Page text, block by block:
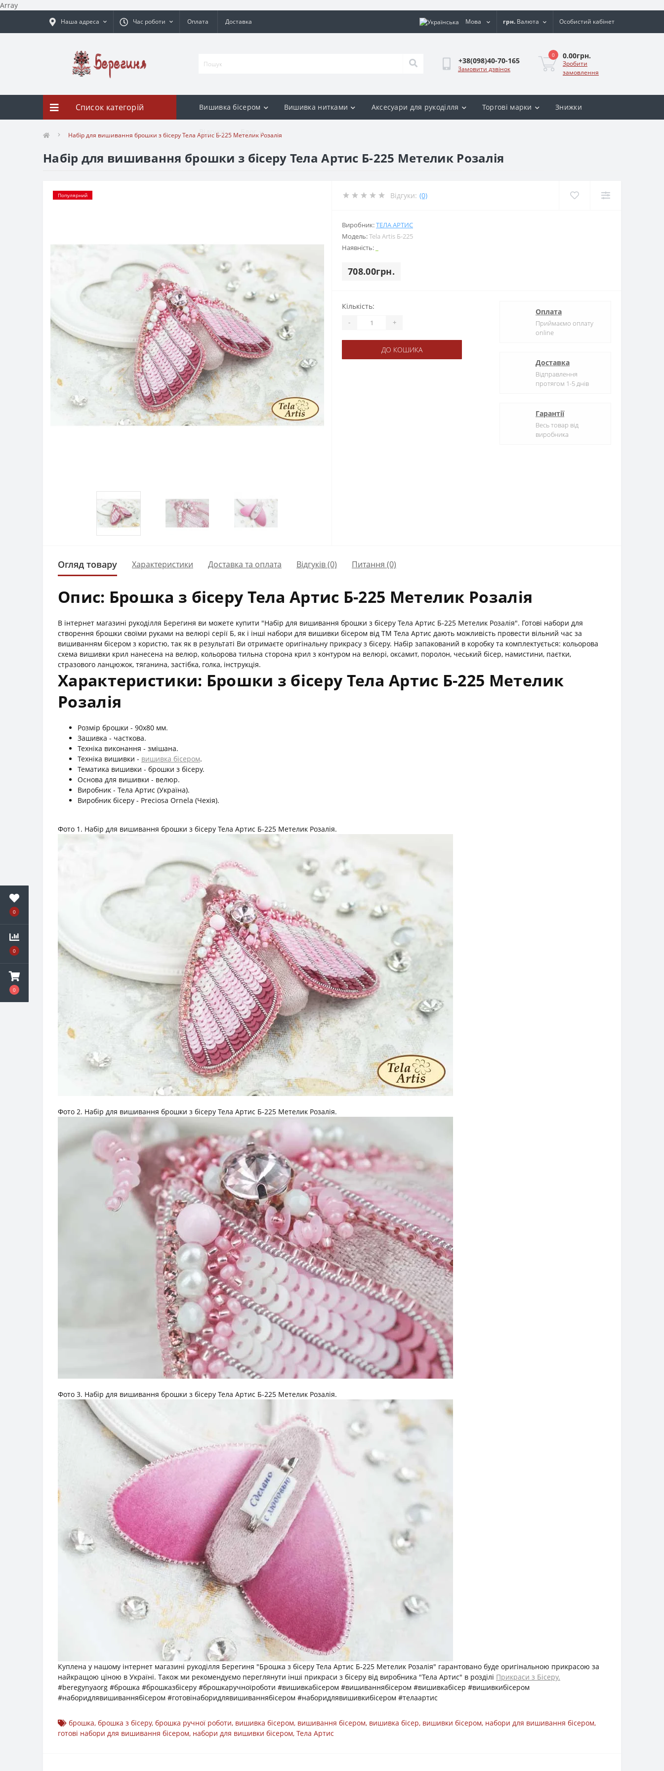
Array
0
0
0
Наша адреса Час роботи Оплата Доставка Мова грн. Валюта Особистий кабінет
+38(098)40-70-165
Замовити дзвінок
0 0.00грн.
Зробити
замовлення
Список категорій Вишивка бісером Вишивка нитками Аксесуари для рукоділля Торгові марки Знижки
Відгуки
Набір для вишивання брошки з бісеру Тела Артис Б-225 Метелик Розалія
Набір для вишивання брошки з бісеру Тела Артис Б-225 Метелик Розалія
Популярний Відгуки: (0)
Виробник:ТЕЛА АРТИС
Модель:Tela Artis Б-225
Наявність:
708.00грн.
Кількість:
- +
ДО КОШИКА
Оплата
Приймаємо оплату
online
Доставка
Відправлення
протягом 1-5 днів
Гарантії
Весь товар від
виробника
Огляд товару Характеристики Доставка та оплата Відгуків (0) Питання (0)
Опис: Брошка з бісеру Тела Артис Б-225 Метелик Розалія
В інтернет магазині рукоділля Берегиня ви можете купити "Набір для вишивання брошки з бісеру Тела Артис Б-225 Метелик Розалія". Готові набори для
створення брошки своїми руками на велюрі серії Б, як і інші набори для вишивки бісером від ТМ Тела Артис дають можливість провести вільний час за
вишиванням бісером з користю, так як в результаті Ви отримаєте оригінальну прикрасу з бісеру. Набір запакований в коробку та комплектується: кольорова
схема вишивки крил нанесена на велюр, кольорова тильна сторона крил з контуром на велюрі, оксамит, поролон, чеський бісер, намистини, паєтки,
стразового ланцюжок, тяганина, застібка, голка, інструкція.
Характеристики: Брошки з бісеру Тела Артис Б-225 Метелик
Розалія
Розмір брошки - 90х80 мм.
Зашивка - часткова.
Техніка виконання - змішана.
Техніка вишивки - вишивка бісером.
Тематика вишивки - брошки з бісеру.
Основа для вишивки - велюр.
Виробник - Тела Артис (Україна).
Виробник бісеру - Preciosa Ornela (Чехія).
Фото 1. Набір для вишивання брошки з бісеру Тела Артис Б-225 Метелик Розалія.
Фото 2. Набір для вишивання брошки з бісеру Тела Артис Б-225 Метелик Розалія.
Фото 3. Набір для вишивання брошки з бісеру Тела Артис Б-225 Метелик Розалія.
Куплена у нашому інтернет магазині рукоділля Берегиня "Брошка з бісеру Тела Артис Б-225 Метелик Розалія" гарантовано буде оригінальною прикрасою за
найкращою ціною в Україні. Також ми рекомендуємо переглянути інші прикраси з бісеру від виробника "Тела Артис" в розділі Прикраси з Бісеру.
#beregynyaorg #брошка #брошказбісеру #брошкаручноїроботи #вишивкабісером #вишиваннябісером #вишивкабісер #вишивкибісером
#наборидлявишиваннябісером #готовінаборидлявишиваннябісером #наборидлявишивкибісером #телаартис
брошка, брошка з бісеру, брошка ручної роботи, вишивка бісером, вишивання бісером, вишивка бісер, вишивки бісером, набори для вишивання бісером,
готові набори для вишивання бісером, набори для вишивки бісером, Тела Артис